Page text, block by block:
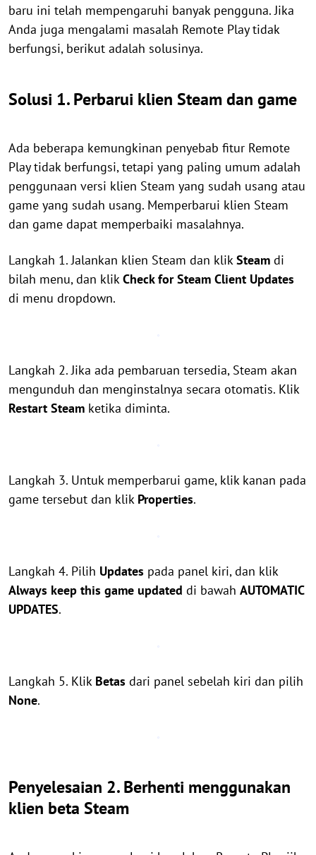
baru ini telah mempengaruhi banyak pengguna. Jika
Anda juga mengalami masalah Remote Play tidak
berfungsi, berikut adalah solusinya.
Solusi 1. Perbarui klien Steam dan game
Ada beberapa kemungkinan penyebab fitur Remote
Play tidak berfungsi, tetapi yang paling umum adalah
penggunaan versi klien Steam yang sudah usang atau
game yang sudah usang. Memperbarui klien Steam
dan game dapat memperbaiki masalahnya.
Langkah 1. Jalankan klien Steam dan klikSteam di
bilah menu, dan klikCheck for Steam Client Updates
di menu dropdown.
Langkah 2. Jika ada pembaruan tersedia, Steam akan
mengunduh dan menginstalnya secara otomatis. Klik
Restart Steam ketika diminta.
Langkah 3. Untuk memperbarui game, klik kanan pada
game tersebut dan klik Properties.
Langkah 4. Pilih Updates pada panel kiri, dan klik
Always keep this game updated di bawah AUTOMATIC
UPDATES.
Langkah 5. Klik Betas dari panel sebelah kiri dan pilih
None.
Penyelesaian 2. Berhenti menggunakan
klien beta Steam